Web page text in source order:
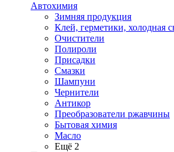
Автохимия
Зимняя продукция
Клей, герметики, холодная
Очистители
Полироли
Присадки
Смазки
Шампуни
Чернители
Антикор
Преобразователи ржавчины
Бытовая химия
Масло
Ещё 2